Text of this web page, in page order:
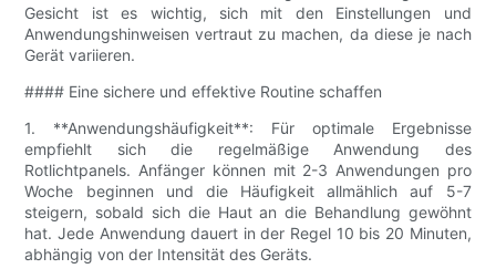
Gesicht ist es wichtig, sich mit den Einstellungen und
Anwendungshinweisen vertraut zu machen, da diese je nach
Gerät variieren.
#### Eine sichere und effektive Routine schaffen
1. **Anwendungshäufigkeit**: Für optimale Ergebnisse
empfiehlt sich die regelmäßige Anwendung des
Rotlichtpanels. Anfänger können mit 2-3 Anwendungen pro
Woche beginnen und die Häufigkeit allmählich auf 5-7
steigern, sobald sich die Haut an die Behandlung gewöhnt
hat. Jede Anwendung dauert in der Regel 10 bis 20 Minuten,
abhängig von der Intensität des Geräts.